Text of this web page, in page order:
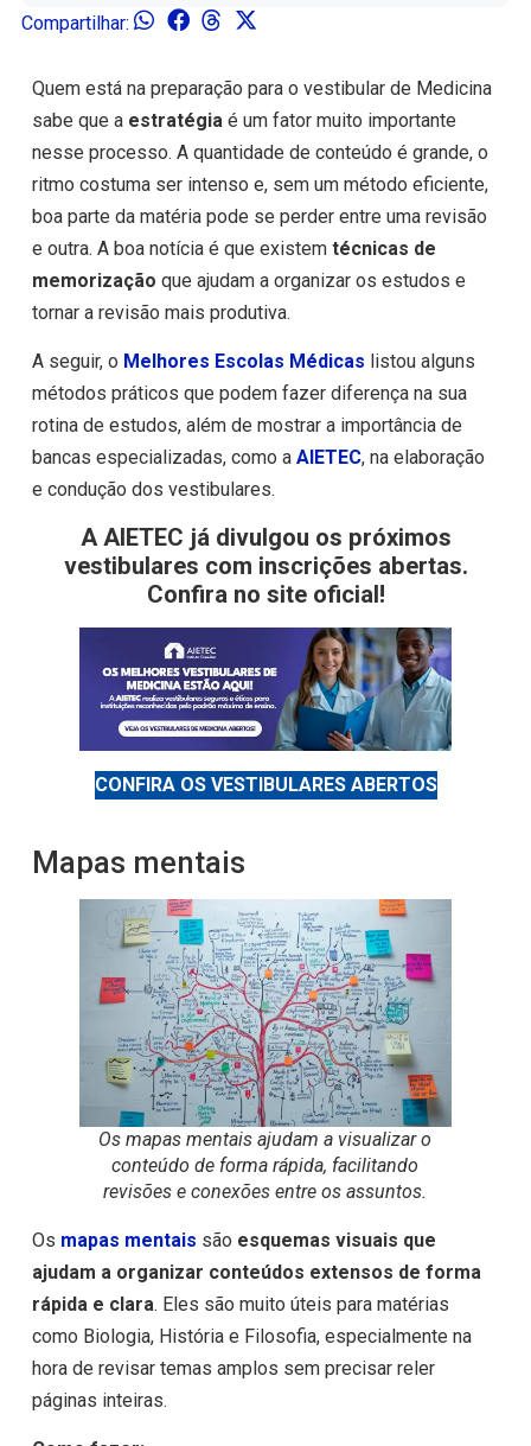
Compartilhar:
Quem está na preparação para o vestibular de Medicina
sabe que a estratégiaé um fator muito importante
nesse processo. A quantidade de conteúdo é grande, o
ritmo costuma ser intenso e, sem um método eficiente,
boa parte da matéria pode se perder entre uma revisão
e outra. A boa notícia é que existem técnicas de
memorização que ajudam a organizar os estudos e
tornar a revisão mais produtiva.
A seguir, o Melhores Escolas Médicas listou alguns
métodos práticos que podem fazer diferença na sua
rotina de estudos, além de mostrar a importância de
bancas especializadas, como a AIETEC, na elaboração
e condução dos vestibulares.
A AIETEC já divulgou os próximos
vestibulares com inscrições abertas.
Confira no site oficial!
CONFIRA OS VESTIBULARES ABERTOS
Mapas mentais
Os mapas mentais ajudam a visualizar o
conteúdo de forma rápida, facilitando
revisões e conexões entre os assuntos.
Os mapas mentais são esquemas visuais que
ajudam a organizar conteúdos extensos de forma
rápida e clara. Eles são muito úteis para matérias
como Biologia, História e Filosofia, especialmente na
hora de revisar temas amplos sem precisar reler
páginas inteiras.